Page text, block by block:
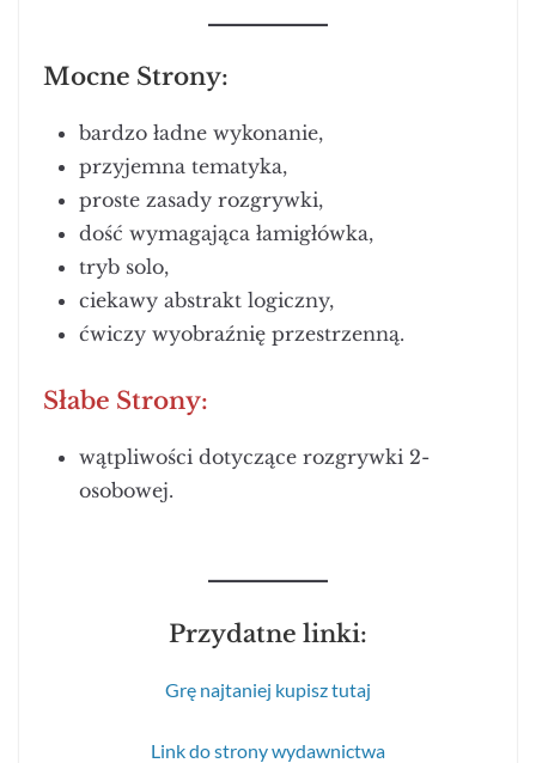
Mocne Strony:
bardzo ładne wykonanie,
przyjemna tematyka,
proste zasady rozgrywki,
dość wymagająca łamigłówka,
tryb solo,
ciekawy abstrakt logiczny,
ćwiczy wyobraźnię przestrzenną.
Słabe Strony:
wątpliwości dotyczące rozgrywki 2-
osobowej.
Przydatne linki:
Grę najtaniej kupisz tutaj
Link do strony wydawnictwa